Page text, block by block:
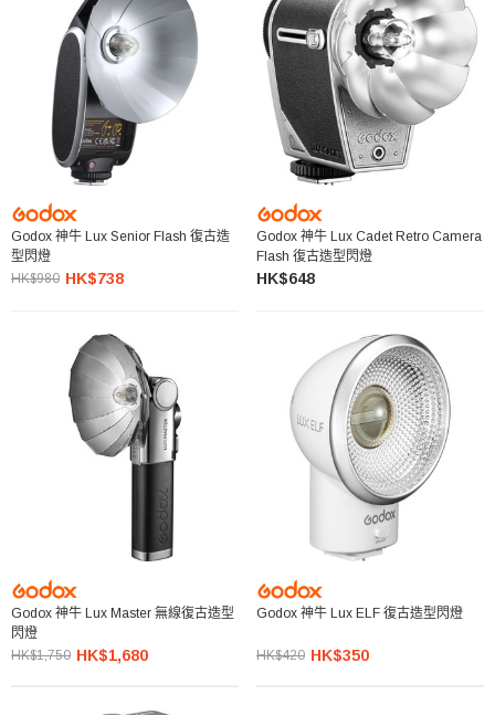
Godox 神牛 Lux Senior Flash 復古造
型閃燈
HK$980 HK$738
Godox 神牛 Lux Cadet Retro Camera
Flash 復古造型閃燈
HK$648
Godox 神牛 Lux Master 無線復古造型
閃燈
HK$1,750 HK$1,680
Godox 神牛 Lux ELF 復古造型閃燈
HK$420 HK$350